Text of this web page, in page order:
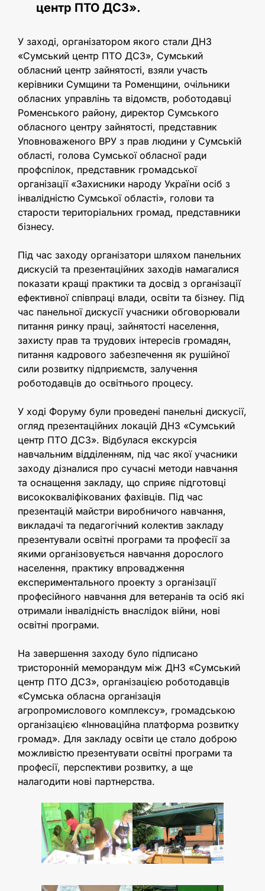
центр ПТО ДСЗ».
У заході, організатором якого стали ДНЗ
«Сумський центр ПТО ДСЗ», Сумський
обласний центр зайнятості, взяли участь
керівники Сумщини та Роменщини, очільники
обласних управлінь та відомств, роботодавці
Роменського району, директор Сумського
обласного центру зайнятості, представник
Уповноваженого ВРУ з прав людини у Сумській
області, голова Сумської обласної ради
профспілок, представник громадської
організації «Захисники народу України осіб з
інвалідністю Сумської області», голови та
старости територіальних громад, представники
бізнесу.
Під час заходу організатори шляхом панельних
дискусій та презентаційних заходів намагалися
показати кращі практики та досвід з організації
ефективної співпраці влади, освіти та бізнеу. Під
час панельної дискусії учасники обговорювали
питання ринку праці, зайнятості населення,
захисту прав та трудових інтересів громадян,
питання кадрового забезпечення як рушійної
сили розвитку підприємств, залучення
роботодавців до освітнього процесу.
У ході Форуму були проведені панельні дискусії,
огляд презентаційних локацій ДНЗ «Сумський
центр ПТО ДСЗ». Відбулася екскурсія
навчальним відділенням, під час якої учасники
заходу дізналися про сучасні методи навчання
та оснащення закладу, що сприяє підготовці
висококваліфікованих фахівців. Під час
презентацій майстри виробничого навчання,
викладачі та педагогічний колектив закладу
презентували освітні програми та професії за
якими організовується навчання дорослого
населення, практику впровадження
експериментального проекту з організації
професійного навчання для ветеранів та осіб які
отримали інвалідність внаслідок війни, нові
освітні програми.
На завершення заходу було підписано
тристоронній меморандум між ДНЗ «Сумський
центр ПТО ДСЗ», організацією роботодавців
«Сумська обласна організація
агропромислового комплексу», громадською
організацією «Інноваційна платформа розвитку
громад». Для закладу освіти це стало доброю
можливістю презентувати освітні програми та
професії, перспективи розвитку, а ще
налагодити нові партнерства.